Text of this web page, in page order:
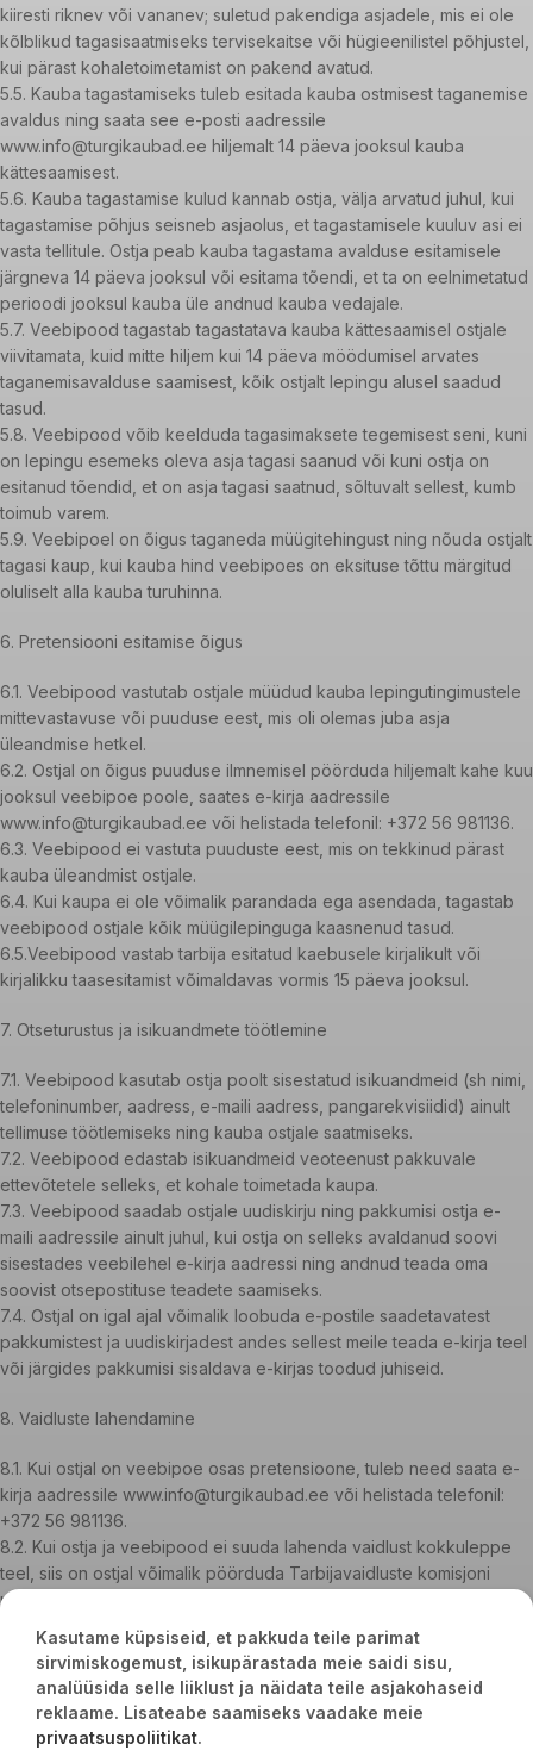
kiiresti riknev või vananev; suletud pakendiga asjadele, mis ei ole
kõlblikud tagasisaatmiseks tervisekaitse või hügieenilistel põhjustel,
kui pärast kohaletoimetamist on pakend avatud.
5.5. Kauba tagastamiseks tuleb esitada kauba ostmisest taganemise
avaldus ning saata see e-posti aadressile
www.info@turgikaubad.ee hiljemalt 14 päeva jooksul kauba
kättesaamisest.
5.6. Kauba tagastamise kulud kannab ostja, välja arvatud juhul, kui
tagastamise põhjus seisneb asjaolus, et tagastamisele kuuluv asi ei
vasta tellitule. Ostja peab kauba tagastama avalduse esitamisele
järgneva 14 päeva jooksul või esitama tõendi, et ta on eelnimetatud
perioodi jooksul kauba üle andnud kauba vedajale.
5.7. Veebipood tagastab tagastatava kauba kättesaamisel ostjale
viivitamata, kuid mitte hiljem kui 14 päeva möödumisel arvates
taganemisavalduse saamisest, kõik ostjalt lepingu alusel saadud
tasud.
5.8. Veebipood võib keelduda tagasimaksete tegemisest seni, kuni
on lepingu esemeks oleva asja tagasi saanud või kuni ostja on
esitanud tõendid, et on asja tagasi saatnud, sõltuvalt sellest, kumb
toimub varem.
5.9. Veebipoel on õigus taganeda müügitehingust ning nõuda ostjalt
tagasi kaup, kui kauba hind veebipoes on eksituse tõttu märgitud
oluliselt alla kauba turuhinna.
6. Pretensiooni esitamise õigus
6.1. Veebipood vastutab ostjale müüdud kauba lepingutingimustele
mittevastavuse või puuduse eest, mis oli olemas juba asja
üleandmise hetkel.
6.2. Ostjal on õigus puuduse ilmnemisel pöörduda hiljemalt kahe kuu
jooksul veebipoe poole, saates e-kirja aadressile
www.info@turgikaubad.ee või helistada telefonil: +372 56 981136.
6.3. Veebipood ei vastuta puuduste eest, mis on tekkinud pärast
kauba üleandmist ostjale.
6.4. Kui kaupa ei ole võimalik parandada ega asendada, tagastab
veebipood ostjale kõik müügilepinguga kaasnenud tasud.
6.5.Veebipood vastab tarbija esitatud kaebusele kirjalikult või
kirjalikku taasesitamist võimaldavas vormis 15 päeva jooksul.
7. Otseturustus ja isikuandmete töötlemine
7.1. Veebipood kasutab ostja poolt sisestatud isikuandmeid (sh nimi,
telefoninumber, aadress, e-maili aadress, pangarekvisiidid) ainult
tellimuse töötlemiseks ning kauba ostjale saatmiseks.
7.2. Veebipood edastab isikuandmeid veoteenust pakkuvale
ettevõtetele selleks, et kohale toimetada kaupa.
7.3. Veebipood saadab ostjale uudiskirju ning pakkumisi ostja e-
maili aadressile ainult juhul, kui ostja on selleks avaldanud soovi
sisestades veebilehel e-kirja aadressi ning andnud teada oma
soovist otsepostituse teadete saamiseks.
7.4. Ostjal on igal ajal võimalik loobuda e-postile saadetavatest
pakkumistest ja uudiskirjadest andes sellest meile teada e-kirja teel
või järgides pakkumisi sisaldava e-kirjas toodud juhiseid.
8. Vaidluste lahendamine
8.1. Kui ostjal on veebipoe osas pretensioone, tuleb need saata e-
kirja aadressile www.info@turgikaubad.ee või helistada telefonil:
+372 56 981136.
8.2. Kui ostja ja veebipood ei suuda lahenda vaidlust kokkuleppe
teel, siis on ostjal võimalik pöörduda Tarbijavaidluste komisjoni
poole. Menetlustingimustega saab tutvuda ning avaldust esitada
siin. Tarbijavaidluste komisjoni pädevuses on lahendada ostja ja
veebipoe vahel sõlmitud lepingust tulenevaid vaidlusi. Ostja
kaebuse läbivaatamine komisjonis on tasuta.
8.3.Ostja võib pöörduda Euroopa Liidu tarbijavaidlusi lahendava
platvormi poole.
Kasutame küpsiseid, et pakkuda teile parimat
sirvimiskogemust, isikupärastada meie saidi sisu,
analüüsida selle liiklust ja näidata teile asjakohaseid
reklaame. Lisateabe saamiseks vaadake meie
privaatsuspoliitikat.